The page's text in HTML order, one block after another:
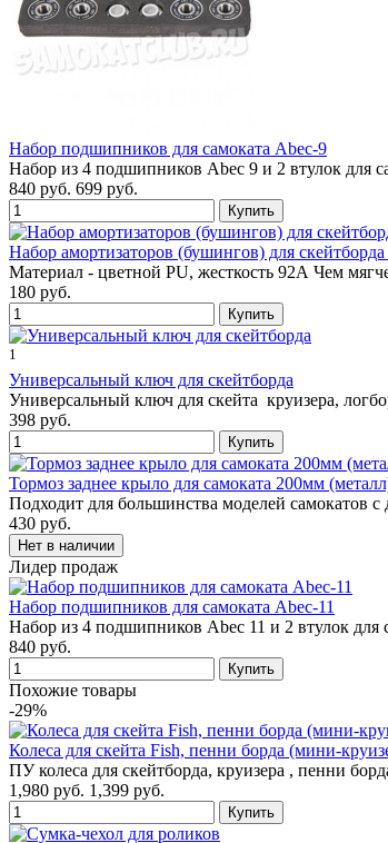
Набор подшипников для самоката Abec-9
Набор из 4 подшипников Abec 9 и 2 втулок для
840 руб. 699 руб.
Набор амортизаторов (бушингов) для
Материал - цветной PU, жесткость 92А Чем
180 руб.
1
Универсальный ключ для скейтборда
Универсальный ключ для скейта круизера,
398 руб.
Тормоз заднее крыло для самоката 200мм
Подходит для большинства моделей самокатов
430 руб.
Лидер продаж
Набор подшипников для самоката Abec-11
Набор из 4 подшипников Abec 11 и 2 втулок
840 руб.
Похожие товары
-29%
Колеса для скейта Fish, пенни борда (мини-
ПУ колеса для скейтборда, круизера , пенни
1,980 руб. 1,399 руб.